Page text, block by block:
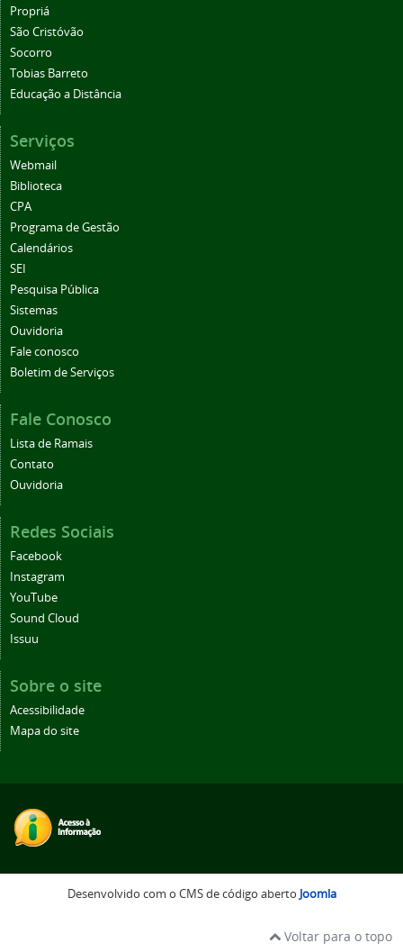
Propriá
São Cristóvão
Socorro
Tobias Barreto
Educação a Distância
Serviços
Webmail
Biblioteca
CPA
Programa de Gestão
Calendários
SEI
Pesquisa Pública
Sistemas
Ouvidoria
Fale conosco
Boletim de Serviços
Fale Conosco
Lista de Ramais
Contato
Ouvidoria
Redes Sociais
Facebook
Instagram
YouTube
Sound Cloud
Issuu
Sobre o site
Acessibilidade
Mapa do site
Desenvolvido com o CMS de código aberto Joomla
Voltar para o topo